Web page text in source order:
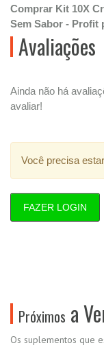
Comprar Kit 10X
Sem Sabor - Profit
Avaliações
Ainda não há
avaliar!
Você precisa
FAZER LOGIN
Próximos a
Os suplementos que